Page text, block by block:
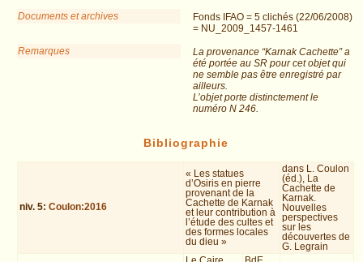
Documents et archives
Fonds IFAO = 5 clichés (22/06/2008)
= NU_2009_1457-1461
Remarques
La provenance “Karnak Cachette” a
été portée au SR pour cet objet qui
ne semble pas être enregistré par
ailleurs.
L’objet porte distinctement le
numéro N 246.
Bibliographie
niv. 5:Coulon:2016
« Les statues
d’Osiris en pierre
provenant de la
Cachette de Karnak
et leur contribution à
l’étude des cultes et
des formes locales
du dieu »
dans L. Coulon
(éd.), La
Cachette de
Karnak.
Nouvelles
perspectives
sur les
découvertes de
G. Legrain